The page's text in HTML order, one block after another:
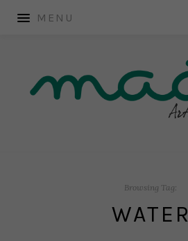
Browsing Tag:
WATER